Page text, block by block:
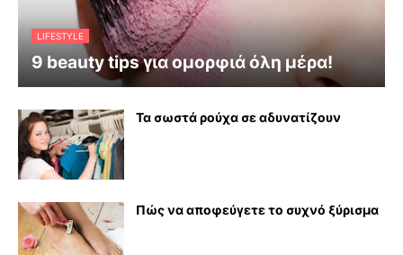
LIFESTYLE
9 beauty tips για ομορφιά όλη μέρα!
Τα σωστά ρούχα σε αδυνατίζουν
Πώς να αποφεύγετε το συχνό ξύρισμα